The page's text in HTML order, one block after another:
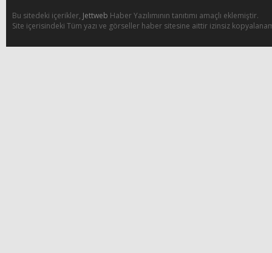
Bu sitedeki içerikler, Jettweb Haber Yazılımının tanıtımı amaçlı eklemiştir.
Site içerisindeki Tüm yazı ve görseller haber sitesine aittir izinsiz